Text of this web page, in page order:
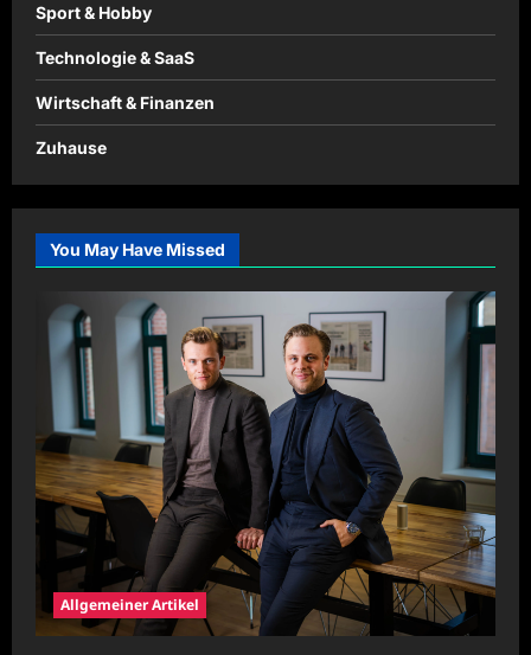
Sport & Hobby
Technologie & SaaS
Wirtschaft & Finanzen
Zuhause
You May Have Missed
Allgemeiner Artikel